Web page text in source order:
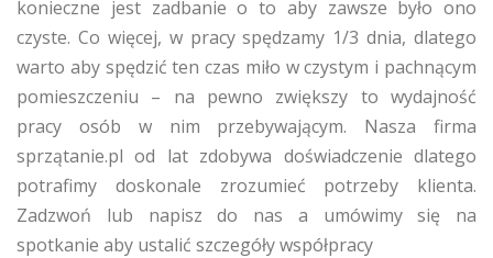
konieczne jest zadbanie o to aby zawsze było ono
czyste. Co więcej, w pracy spędzamy 1/3 dnia, dlatego
warto aby spędzić ten czas miło w czystym i pachnącym
pomieszczeniu – na pewno zwiększy to wydajność
pracy osób w nim przebywającym. Nasza firma
sprzątanie.pl od lat zdobywa doświadczenie dlatego
potrafimy doskonale zrozumieć potrzeby klienta.
Zadzwoń lub napisz do nas a umówimy się na
spotkanie aby ustalić szczegóły współpracy